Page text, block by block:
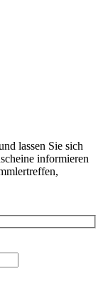
lassen Sie sich
informieren